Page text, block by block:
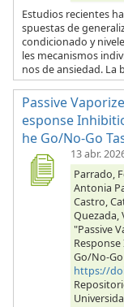
Estudios recientes
spuestas de
condicionado y
les mecanismos
nos de ansiedad. La
Passive
esponse
he Go/No-Go
13 abr.
Parrado,
Antonia
Castro,
Quezada,
"Passive
Go/No-Go
https://